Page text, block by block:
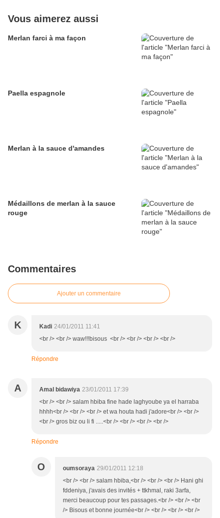
Vous aimerez aussi
Merlan farci à ma façon
Paella espagnole
Merlan à la sauce d'amandes
Médaillons de merlan à la sauce
rouge
Commentaires
Ajouter un commentaire
K Kadi 24/01/2011 11:41
<br /> <br /> waw!!!bisous <br /> <br /> <br /> <br />
Répondre
A Amal bidawiya 23/01/2011 17:39
<br /> <br /> salam hbiba fine hade laghyoube ya el harraba
hhhh<br /> <br /> <br /> et wa houta hadi j'adore<br /> <br />
<br /> gros biz ou li fi .....<br /> <br /> <br /> <br />
Répondre
O oumsoraya 29/01/2011 12:18
<br /> <br /> salam hbiba,<br /> <br /> <br /> Hani ghi
fddeniya, j'avais des invités + ttkhmal, raki 3arfa,
merci beaucoup pour tes passages.<br /> <br /> <br
/> Bisous et bonne journée<br /> <br /> <br /> <br />